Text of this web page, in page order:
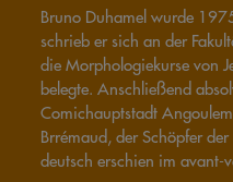
Bruno Duhamel wurde
schrieb er sich an der
die Morphologiekurse von
belegte. Anschließend
Comichauptstadt
Brrémaud, der Schöpfer
deutsch erschien im